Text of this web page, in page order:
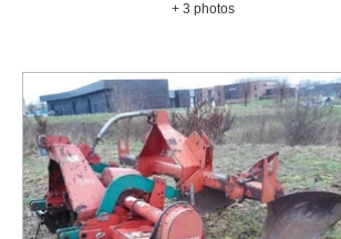
+ 3 photos